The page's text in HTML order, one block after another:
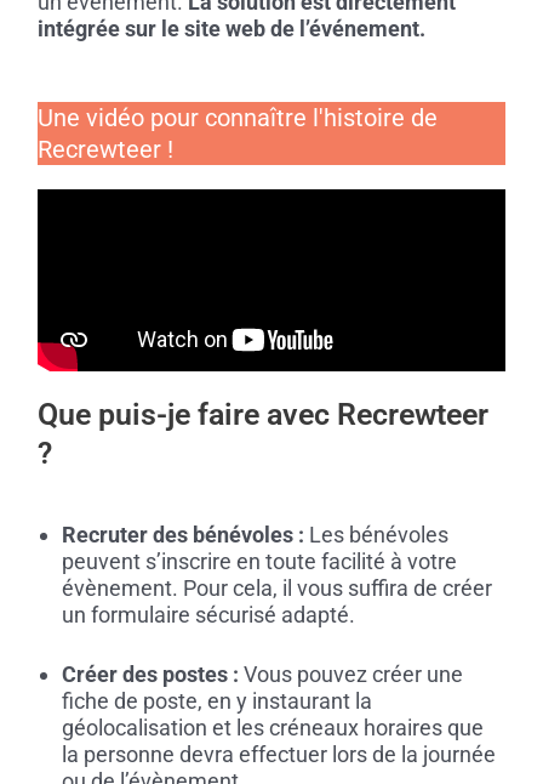
intégrée sur le site web de l’événement.
Une vidéo pour connaître l'histoire de
Recrewteer !
Que puis-je faire avec Recrewteer
?
Recruter des bénévoles : Les bénévoles
peuvent s’inscrire en toute facilité à votre
évènement. Pour cela, il vous suffira de créer
un formulaire sécurisé adapté.
Créer des postes : Vous pouvez créer une
fiche de poste, en y instaurant la
géolocalisation et les créneaux horaires que
la personne devra effectuer lors de la journée